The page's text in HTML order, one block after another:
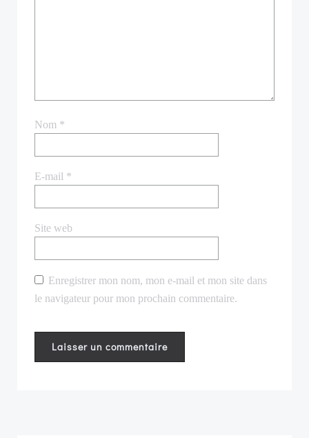
Nom *
E-mail *
Site web
Enregistrer mon nom, mon e-mail et mon site dans
le navigateur pour mon prochain commentaire.